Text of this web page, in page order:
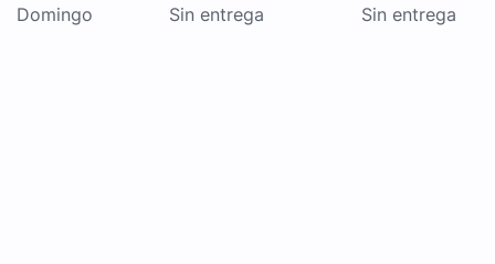
Domingo Sin entrega Sin entrega